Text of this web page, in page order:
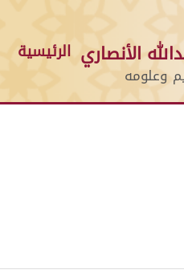
الأنصاري
وعلومه
الرئيسية